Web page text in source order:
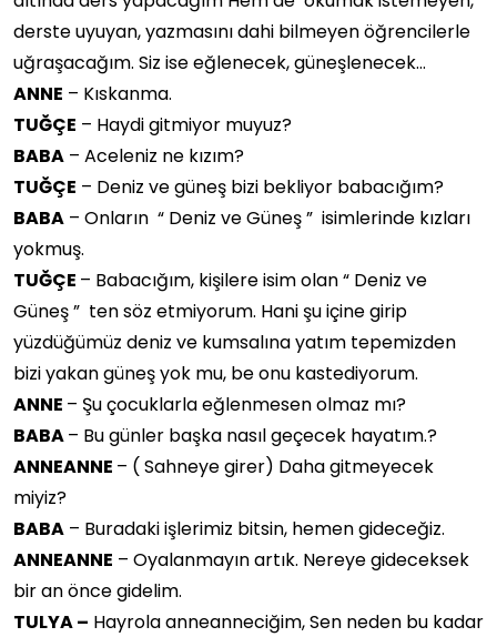
derste uyuyan, yazmasını dahi bilmeyen öğrencilerle
uğraşacağım. Siz ise eğlenecek, güneşlenecek…
ANNE – Kıskanma.
TUĞÇE – Haydi gitmiyor muyuz?
BABA – Aceleniz ne kızım?
TUĞÇE – Deniz ve güneş bizi bekliyor babacığım?
BABA – Onların “ Deniz ve Güneş ” isimlerinde kızları
yokmuş.
TUĞÇE – Babacığım, kişilere isim olan “ Deniz ve
Güneş ” ten söz etmiyorum. Hani şu içine girip
yüzdüğümüz deniz ve kumsalına yatım tepemizden
bizi yakan güneş yok mu, be onu kastediyorum.
ANNE – Şu çocuklarla eğlenmesen olmaz mı?
BABA– Bu günler başka nasıl geçecek hayatım.?
ANNEANNE – ( Sahneye girer) Daha gitmeyecek
miyiz?
BABA – Buradaki işlerimiz bitsin, hemen gideceğiz.
ANNEANNE – Oyalanmayın artık. Nereye gideceksek
bir an önce gidelim.
TULYA – Hayrola anneanneciğim, Sen neden bu kadar